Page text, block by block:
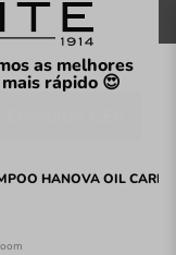
de R$199
as melhores
rápido 😍
HANOVA OIL CARE